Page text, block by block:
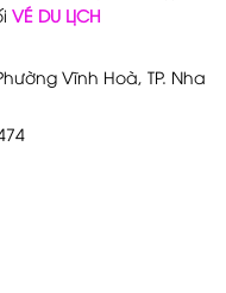
VÉ DU LỊCH
Vĩnh Hoà, TP. Nha